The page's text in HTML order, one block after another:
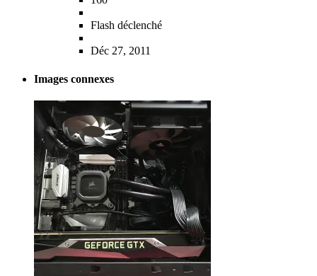
Flash déclenché
Déc 27, 2011
Images connexes